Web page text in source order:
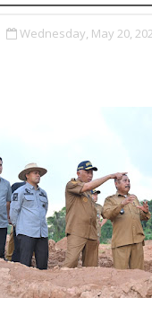
Wednesday, May 20,